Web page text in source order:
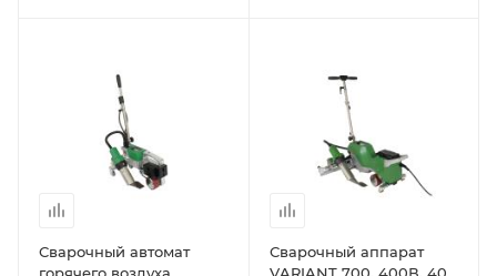
Сварочный автомат
горячего воздуха
Сварочный аппарат
VARIANT 700, 400В, 40